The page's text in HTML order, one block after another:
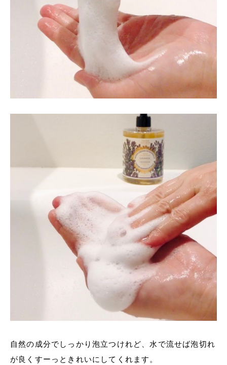
自然の成分でしっかり泡立つけれど、水で流せば泡切れ
が良くすーっときれいにしてくれます。